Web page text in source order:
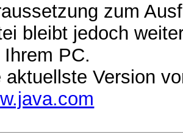
zum
bleibt jedoch
Ihrem PC.
aktuellste Version